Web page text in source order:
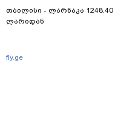
თბილისი - ლარნაკა 1248.40
ლარიდან
fly.ge